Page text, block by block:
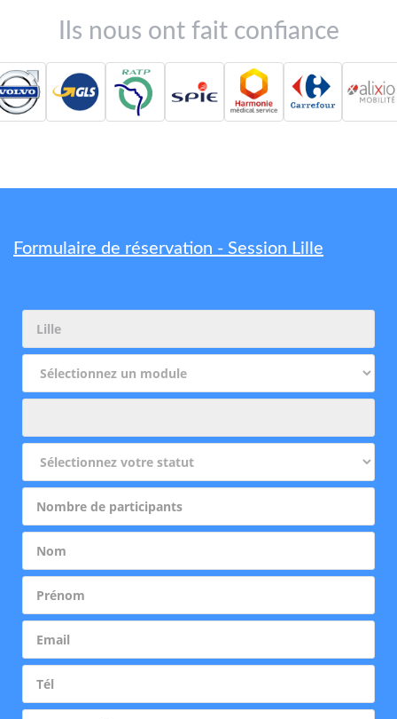
Ils nous ont fait confiance
Formulaire de réservation - Session Lille